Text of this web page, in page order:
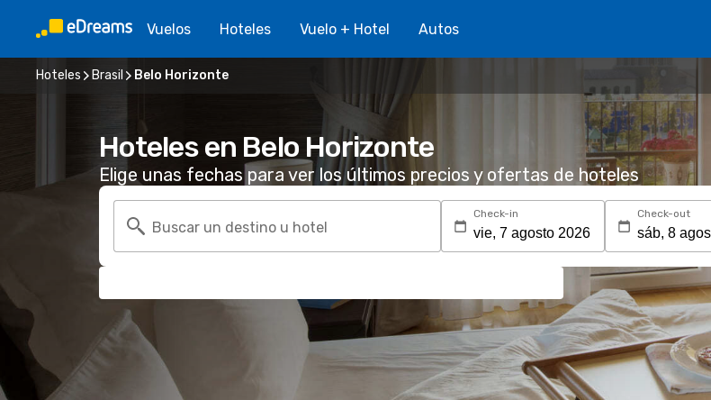
Vuelos Hoteles Vuelo + Hotel Autos
Hoteles Brasil Belo Horizonte
Hoteles en Belo Horizonte
Elige unas fechas para ver los últimos precios y ofertas de hoteles
Buscar un destino u hotel
Check-in Check-out